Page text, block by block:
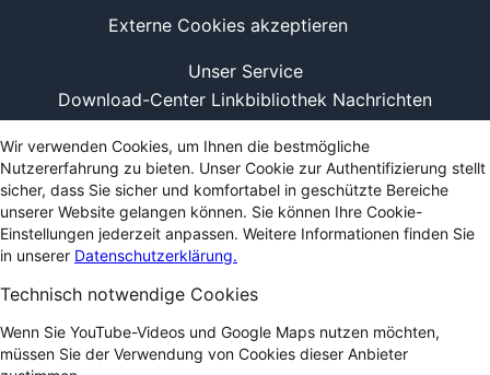
Unser Service
Download-Center Linkbibliothek Nachrichten
Externe Cookies akzeptieren
Wir verwenden Cookies, um Ihnen die bestmögliche
Nutzererfahrung zu bieten. Unser Cookie zur Authentifizierung stellt
sicher, dass Sie sicher und komfortabel in geschützte Bereiche
unserer Website gelangen können. Sie können Ihre Cookie-
Einstellungen jederzeit anpassen. Weitere Informationen finden Sie
in unserer Datenschutzerklärung.
Technisch notwendige Cookies
Wenn Sie YouTube-Videos und Google Maps nutzen möchten,
müssen Sie der Verwendung von Cookies dieser Anbieter